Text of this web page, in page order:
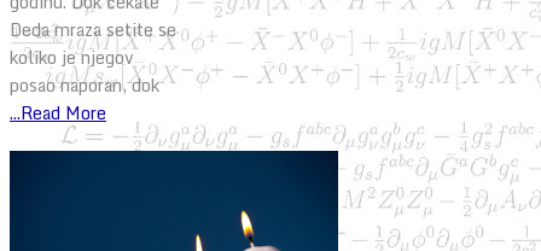
Deda mraza setite se
koliko je njegov
posao naporan, dok
...Read More